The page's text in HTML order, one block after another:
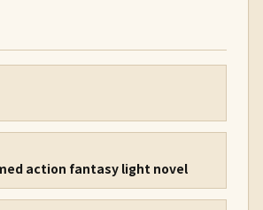
action fantasy light novel